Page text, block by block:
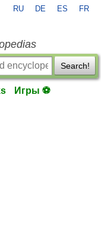
RU DE ES FR
Search!
Игры ⚽